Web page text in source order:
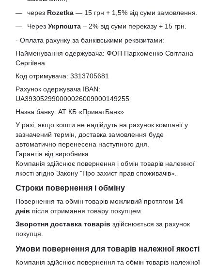
через Rozetka — 15 грн + 1,5% від суми замовлення.
Через Укрпошта – 2% від суми переказу + 15 грн.
- Оплата рахунку за банківськими реквізитами:
Найменування одержувача: ФОП Пархоменко Світлана
Сергіївна
Код отримувача: 3313705681
Рахунок одержувача IBAN:
UA393052990000026009000149255
Назва банку: АТ КБ «ПриватБанк»
У разі, якщо кошти не надійдуть на рахунок компанії у
зазначений термін, доставка замовлення буде
автоматично перенесена наступного дня.
Гарантія від виробника
Компанія здійснює повернення і обмін товарів належної
якості згідно Закону "Про захист прав споживачів»
Строки повернення і обміну
Повернення та обмін товарів можливий протягом 14
днів після отримання товару покупцем.
Зворотня доставка товарів здійснюється за рахунок
покупця.
Умови повернення для товарів належної якості
Компанія здійснює повернення та обмін товарів належної